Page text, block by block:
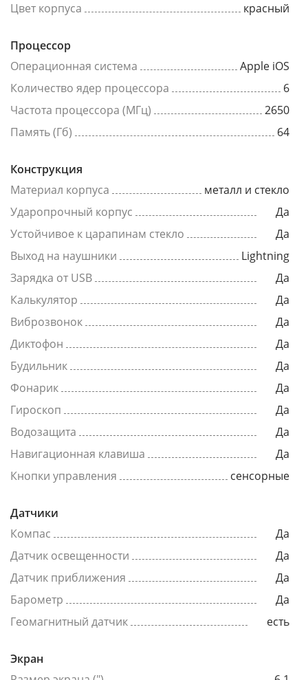
Цвет корпуса
красный
Процессор
Операционная система
Apple iOS
Количество ядер процессора
6
Частота процессора (МГц)
2650
Память (Гб)
64
Конструкция
Материал корпуса
металл и стекло
Ударопрочный корпус
Да
Устойчивое к царапинам стекло
Да
Выход на наушники
Lightning
Зарядка от USB
Да
Калькулятор
Да
Виброзвонок
Да
Диктофон
Да
Будильник
Да
Фонарик
Да
Гироскоп
Да
Водозащита
Да
Навигационная клавиша
Да
Кнопки управления
сенсорные
Датчики
Компас
Да
Датчик освещенности
Да
Датчик приближения
Да
Барометр
Да
Геомагнитный датчик
есть
Экран